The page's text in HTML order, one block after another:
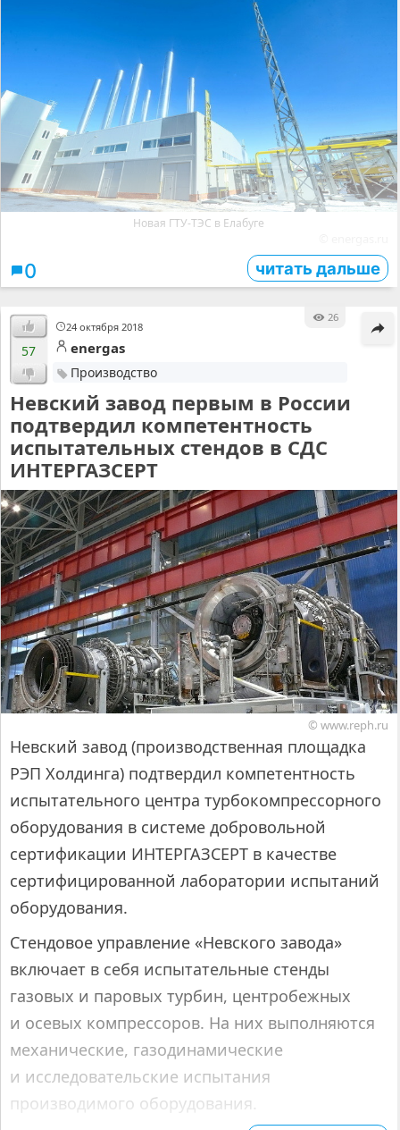
Новая ГТУ-ТЭС в Елабуге
0 читать дальше
24 октября 2018
26
57 energas
Производство
Невский завод первым в России
подтвердил компетентность
испытательных стендов в СДС
ИНТЕРГАЗСЕРТ
© www.reph.ru
Невский завод (производственная площадка
РЭП Холдинга) подтвердил компетентность
испытательного центра турбокомпрессорного
оборудования в системе добровольной
сертификации ИНТЕРГАЗСЕРТ в качестве
сертифицированной лаборатории испытаний
оборудования.
Стендовое управление «Невского завода»
включает в себя испытательные стенды
газовых и паровых турбин, центробежных
и осевых компрессоров. На них выполняются
механические, газодинамические
и исследовательские испытания
производимого оборудования.